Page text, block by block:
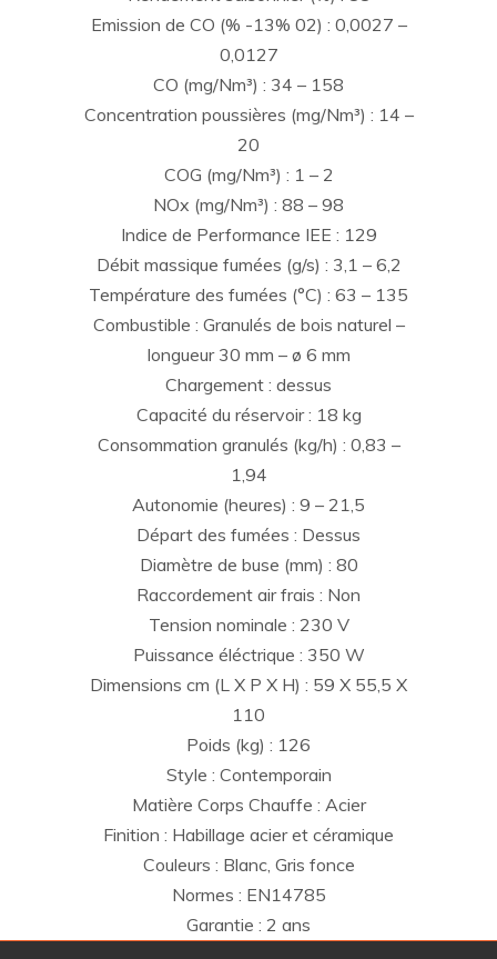
Emission de CO (% -13% 02) : 0,0027 –
0,0127
CO (mg/Nm³) : 34 – 158
Concentration poussières (mg/Nm³) : 14 –
20
COG (mg/Nm³) : 1 – 2
NOx (mg/Nm³) : 88 – 98
Indice de Performance IEE : 129
Débit massique fumées (g/s) : 3,1 – 6,2
Température des fumées (°C) : 63 – 135
Combustible : Granulés de bois naturel –
longueur 30 mm – ø 6 mm
Chargement : dessus
Capacité du réservoir : 18 kg
Consommation granulés (kg/h) : 0,83 –
1,94
Autonomie (heures) : 9 – 21,5
Départ des fumées : Dessus
Diamètre de buse (mm) : 80
Raccordement air frais : Non
Tension nominale : 230 V
Puissance éléctrique : 350 W
Dimensions cm (L X P X H) : 59 X 55,5 X
110
Poids (kg) : 126
Style : Contemporain
Matière Corps Chauffe : Acier
Finition : Habillage acier et céramique
Couleurs : Blanc, Gris fonce
Normes : EN14785
Garantie : 2 ans